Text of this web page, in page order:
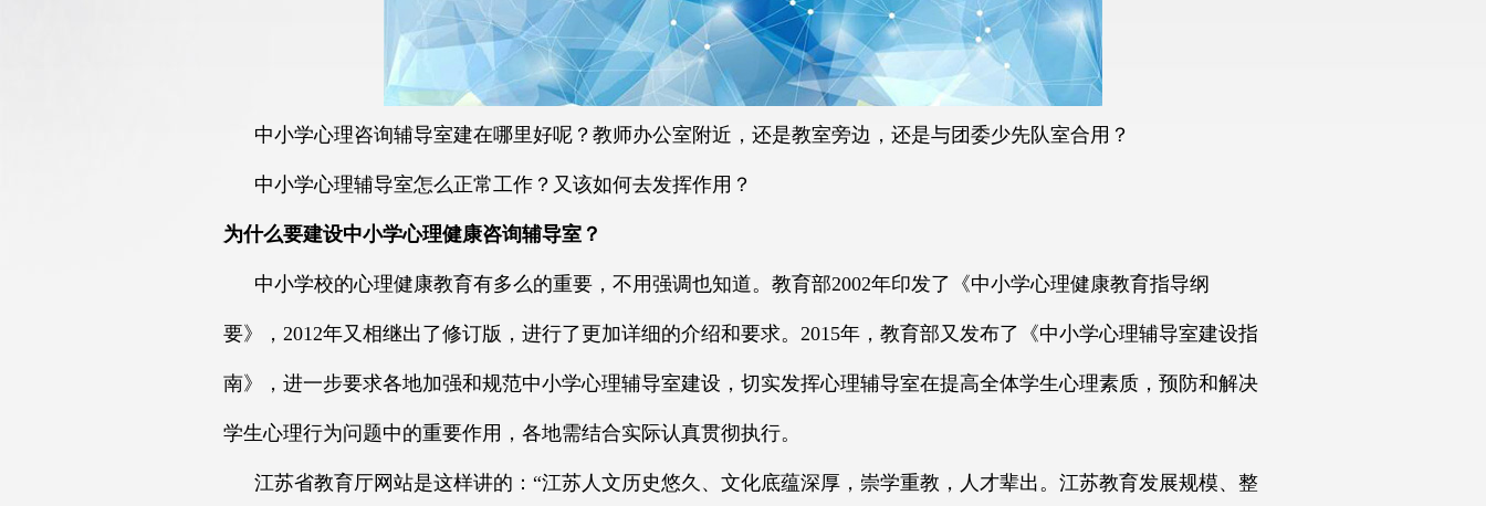
中小学心理咨询辅导室建在哪里好呢？教师办公室附近，还是教室旁边，还是与团委少先队室合用？
中小学心理辅导室怎么正常工作？又该如何去发挥作用？
为什么要建设中小学心理健康咨询辅导室？
中小学校的心理健康教育有多么的重要，不用强调也知道。教育部2002年印发了《中小学心理健康教育指导纲
要》，2012年又相继出了修订版，进行了更加详细的介绍和要求。2015年，教育部又发布了《中小学心理辅导室建设指
南》，进一步要求各地加强和规范中小学心理辅导室建设，切实发挥心理辅导室在提高全体学生心理素质，预防和解决
学生心理行为问题中的重要作用，各地需结合实际认真贯彻执行。
江苏省教育厅网站是这样讲的：“江苏人文历史悠久、文化底蕴深厚，崇学重教，人才辈出。江苏教育发展规模、整